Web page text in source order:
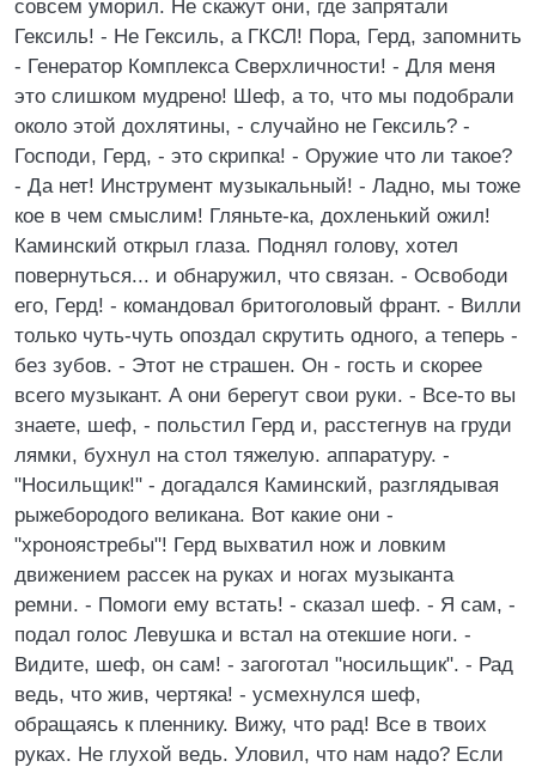
совсем уморил. Не скажут они, где запрятали
Гексиль! - Не Гексиль, а ГКСЛ! Пора, Герд, запомнить
- Генератор Комплекса Сверхличности! - Для меня
это слишком мудрено! Шеф, а то, что мы подобрали
около этой дохлятины, - случайно не Гексиль? -
Господи, Герд, - это скрипка! - Оружие что ли такое?
- Да нет! Инструмент музыкальный! - Ладно, мы тоже
кое в чем смыслим! Гляньте-ка, дохленький ожил!
Каминский открыл глаза. Поднял голову, хотел
повернуться... и обнаружил, что связан. - Освободи
его, Герд! - командовал бритоголовый франт. - Вилли
только чуть-чуть опоздал скрутить одного, а теперь -
без зубов. - Этот не страшен. Он - гость и скорее
всего музыкант. А они берегут свои руки. - Все-то вы
знаете, шеф, - польстил Герд и, расстегнув на груди
лямки, бухнул на стол тяжелую. аппаратуру. -
"Носильщик!" - догадался Каминский, разглядывая
рыжебородого великана. Вот какие они -
"хроноястребы"! Герд выхватил нож и ловким
движением рассек на руках и ногах музыканта
ремни. - Помоги ему встать! - сказал шеф. - Я сам, -
подал голос Левушка и встал на отекшие ноги. -
Видите, шеф, он сам! - загоготал "носильщик". - Рад
ведь, что жив, чертяка! - усмехнулся шеф,
обращаясь к пленнику. Вижу, что рад! Все в твоих
руках. Не глухой ведь. Уловил, что нам надо? Если